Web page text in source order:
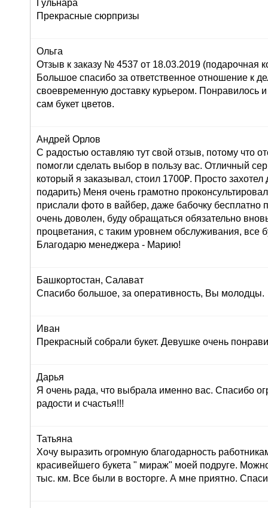
Гульнара
Прекрасные сюрпризы
Ольга
Отзыв к заказу № 4537 от 18.03.2019 (подарочная
Большое спасибо за ответственное отношение к
своевременную доставку курьером. Понравилось
сам букет цветов.
Андрей Орлов
С радостью оставляю тут свой отзыв, потому что
помогли сделать выбор в пользу вас. Отличный
который я заказывал, стоил 1700₽. Просто
подарить) Меня очень грамотно
прислали фото в вайбер, даже бабочку бесплатно
очень доволен, буду обращаться обязательно
процветания, с таким уровнем обслуживания, все
Благодарю менеджера - Марию!
Башкортостан, Салават
Спасибо большое, за оперативность, Вы молодцы.
Иван
Прекрасный собрали букет. Девушке очень
Дарья
Я очень рада, что выбрала именно вас. Спасибо
радости и счастья!!!
Татьяна
Хочу выразить огромную благодарность
красивейшего букета " мираж" моей подруге.
тыс. км. Все были в восторге. А мне приятно.